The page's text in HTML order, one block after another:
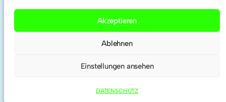
Akzeptieren
Ablehnen
Einstellungen ansehen
DATENSCHUTZ
Researchgate